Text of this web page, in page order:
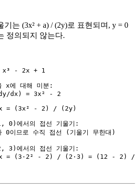
기는 (3x² + a) / (2y)로 표현되며, y = 0
정의되지 않는다.
x³ - 2x + 1
x에 대해 미분:
dx) = 3x² - 2
= (3x² - 2) / (2y)
0)에서의 접선 기울기:
0이므로 수직 접선 (기울기 무한대)
3)에서의 접선 기울기:
= (3·2² - 2) / (2·3) = (12 - 2) /